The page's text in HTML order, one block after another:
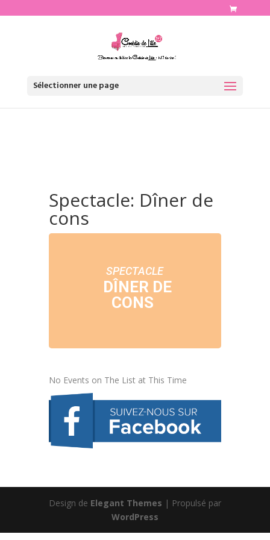
Sélectionner une page
Spectacle: Dîner de
cons
SPECTACLE
DÎNER DE
CONS
No Events on The List at This Time
Design de Elegant Themes | Propulsé par
WordPress